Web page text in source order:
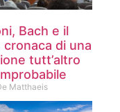
Bach e il
cronaca di una
tutt’altro
Matthaeis